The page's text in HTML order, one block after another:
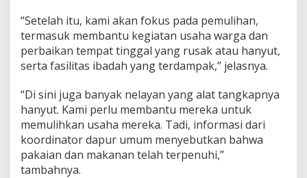
B
a
n
t
n
u
n
u
k
“Setelah itu, kami akan fokus pada pemulihan,
termasuk membantu kegiatan usaha warga dan
perbaikan tempat tinggal yang rusak atau hanyut,
serta fasilitas ibadah yang terdampak,” jelasnya.
“Di sini juga banyak nelayan yang alat tangkapnya
hanyut. Kami perlu membantu mereka untuk
memulihkan usaha mereka. Tadi, informasi dari
koordinator dapur umum menyebutkan bahwa
pakaian dan makanan telah terpenuhi,”
tambahnya.